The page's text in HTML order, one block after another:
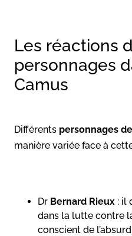
Les réactions
personnages
Camus
Différents personnages
manière variée face à
Dr Bernard Rieux : il
dans la lutte contre
conscient de